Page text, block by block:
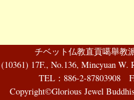
チベット仏教直貢噶舉教
17F., No.136, Mincyuan
TEL：886-2-87803908
Copyright©Glorious Jewel